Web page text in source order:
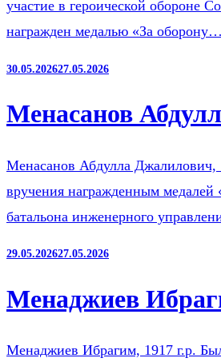
участие в героической обороне
награжден медалью «За оборону…
30.05.202627.05.2026
Менасанов
Менасанов Абдулла Джалилович,
вручения награжденным медалей
батальона инженерного
29.05.202627.05.2026
Менаджиев
Менаджиев Ибрагим, 1917 г.р.